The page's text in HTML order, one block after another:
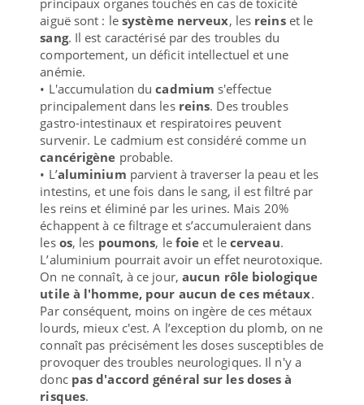
aiguë sont : le système nerveux, les reinset le
sang. Il est caractérisé par des troubles du
comportement, un déficit intellectuel et une
anémie.
• L'accumulation ducadmium s'effectue
principalement dans les reins. Des troubles
gastro-intestinaux et respiratoires peuvent
survenir. Le cadmium est considéré comme un
cancérigène probable.
• L’aluminium parvient à traverser la peau et les
intestins, et une fois dans le sang, il est filtré par
les reins et éliminé par les urines. Mais 20%
échappent à ce filtrage et s’accumuleraient dans
les os, les poumons, le foie et le cerveau.
L’aluminium pourrait avoir un effet neurotoxique.
On ne connaît, à ce jour, aucun rôle biologique
utile à l'homme, pour aucun de ces métaux.
Par conséquent, moins on ingère de ces métaux
lourds, mieux c'est. A l’exception du plomb, on ne
connaît pas précisément les doses susceptibles de
provoquer des troubles neurologiques. Il n'y a
donc pas d'accord général sur les doses à
risques.